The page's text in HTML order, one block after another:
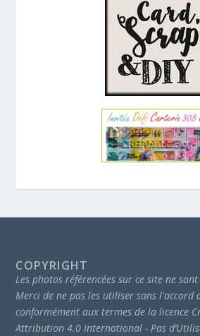
COPYRIGHT
Les photos référencées sur ce site ne
Merci de ne pas les utiliser sans l'accord
conformément aux termes de la licence
Attribution 4.0 International - Pas